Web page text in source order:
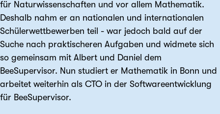
für Naturwissenschaften und vor allem Mathematik.
Deshalb nahm er an nationalen und internationalen
Schülerwettbewerben teil - war jedoch bald auf der
Suche nach praktischeren Aufgaben und widmete sich
so gemeinsam mit Albert und Daniel dem
BeeSupervisor. Nun studiert er Mathematik in Bonn und
arbeitet weiterhin als CTO in der Softwareentwicklung
für BeeSupervisor.